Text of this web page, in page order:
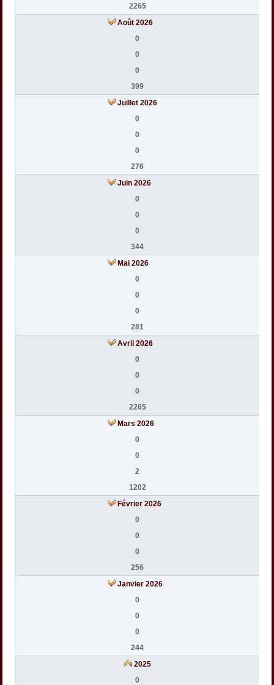
2265
Août 2026
0
0
0
399
Juillet 2026
0
0
0
276
Juin 2026
0
0
0
344
Mai 2026
0
0
0
281
Avril 2026
0
0
0
2265
Mars 2026
0
0
2
1202
Février 2026
0
0
0
256
Janvier 2026
0
0
0
244
2025
0